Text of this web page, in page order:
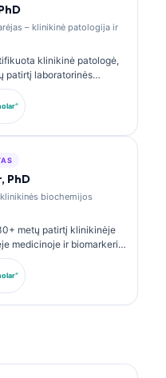
– klinikinė patologija ir
klinikinė patologė,
patirtį laboratorinės
srityje. Ji turi
sertifikatus ir
panelių bei
PhD
biochemijos
metų patirtį klinikinėje
medicinoje ir biomarkerių
klinikinės chemijos
diagnostinių
standartizavime ir AI